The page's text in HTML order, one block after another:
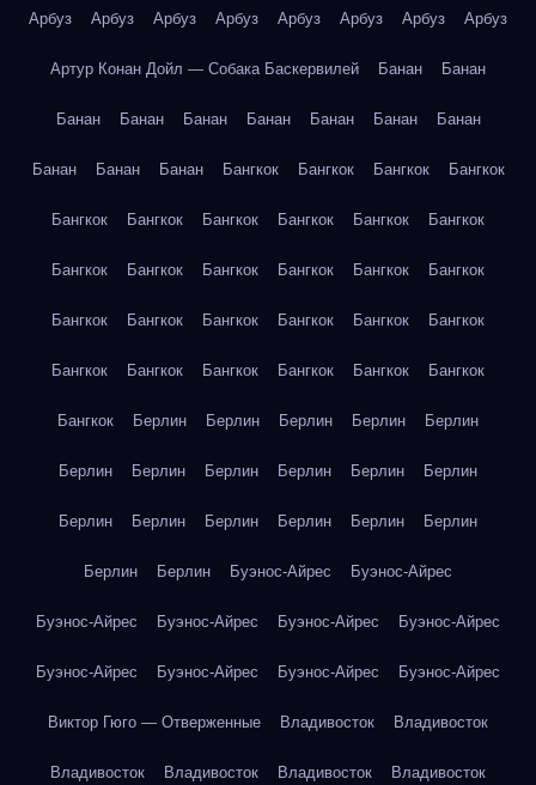
Арбуз Арбуз Арбуз Арбуз Арбуз Арбуз Арбуз Арбуз
Артур Конан Дойл — Собака Баскервилей Банан Банан
Банан Банан Банан Банан Банан Банан Банан
Банан Банан Банан Бангкок Бангкок Бангкок Бангкок
Бангкок Бангкок Бангкок Бангкок Бангкок Бангкок
Бангкок Бангкок Бангкок Бангкок Бангкок Бангкок
Бангкок Бангкок Бангкок Бангкок Бангкок Бангкок
Бангкок Бангкок Бангкок Бангкок Бангкок Бангкок
Бангкок Берлин Берлин Берлин Берлин Берлин
Берлин Берлин Берлин Берлин Берлин Берлин
Берлин Берлин Берлин Берлин Берлин Берлин
Берлин Берлин Буэнос-Айрес Буэнос-Айрес
Буэнос-Айрес Буэнос-Айрес Буэнос-Айрес Буэнос-Айрес
Буэнос-Айрес Буэнос-Айрес Буэнос-Айрес Буэнос-Айрес
Виктор Гюго — Отверженные Владивосток Владивосток
Владивосток Владивосток Владивосток Владивосток